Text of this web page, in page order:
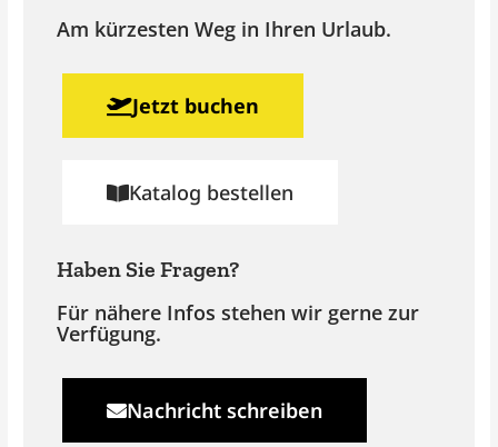
Am kürzesten Weg in Ihren Urlaub.
Jetzt buchen
Katalog bestellen
Haben Sie Fragen?
Für nähere Infos stehen wir gerne zur
Verfügung.
Nachricht schreiben